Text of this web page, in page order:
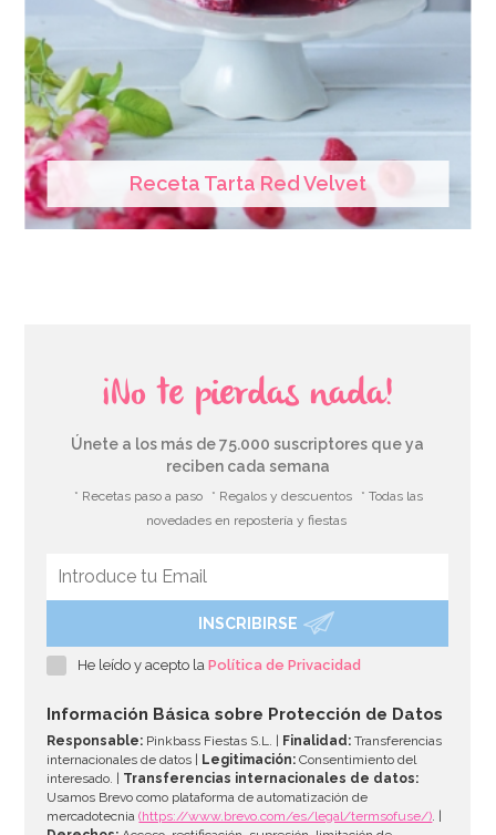
Receta Tarta Red Velvet
¡No te pierdas nada!
Únete a los más de 75.000 suscriptores que ya
reciben cada semana
* Recetas paso a paso * Regalos y descuentos
* Todas las
novedades en repostería y fiestas
INSCRIBIRSE
He leído y acepto laPolítica de Privacidad
Información Básica sobre Protección de Datos
Responsable: Pinkbass Fiestas S.L. | Finalidad: Transferencias
internacionales de datos | Legitimación: Consentimiento del
interesado. | Transferencias internacionales de datos:
Usamos Brevo como plataforma de automatización de
mercadotecnia(https://www.brevo.com/es/legal/termsofuse/) . |